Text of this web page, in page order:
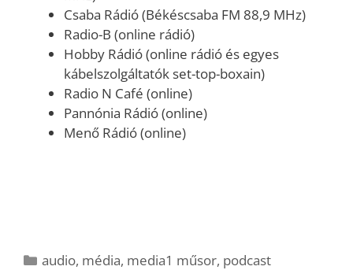
Csaba Rádió (Békéscsaba FM 88,9 MHz)
Radio-B (online rádió)
Hobby Rádió (online rádió és egyes
kábelszolgáltatók set-top-boxain)
Radio N Café (online)
Pannónia Rádió (online)
Menő Rádió (online)
Kategória
audio, média, media1 műsor, podcast